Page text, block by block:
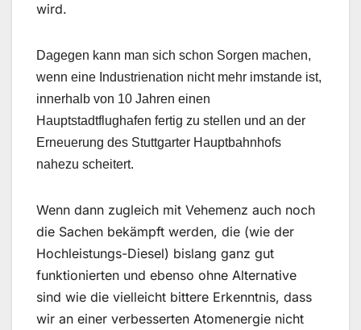
wird.
Dagegen kann man sich schon Sorgen machen,
wenn eine Industrienation nicht mehr imstande ist,
innerhalb von 10 Jahren einen
Hauptstadtflughafen fertig zu stellen und an der
Erneuerung des Stuttgarter Hauptbahnhofs
nahezu scheitert.
Wenn dann zugleich mit Vehemenz auch noch
die Sachen bekämpft werden, die (wie der
Hochleistungs-Diesel) bislang ganz gut
funktionierten und ebenso ohne Alternative
sind wie die vielleicht bittere Erkenntnis, dass
wir an einer verbesserten Atomenergie nicht